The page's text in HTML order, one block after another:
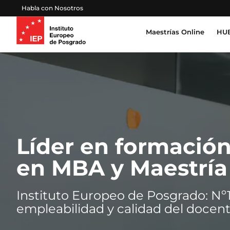
Habla con Nosotros
Maestrías Online
Derecho, Gobierno y Seguridad Global
Salud, Sostenibilidad y Desarrollo
Gestión Proyectos, Finanzas y
Emprendimiento, Negocios, Estrategia y
Educación, Sociedad y Cultura
Marketing, Comunicación y Experiencia
Líder en
en MBA y Maestría
Instituto Europeo de Posgrado:
empleabilidad y calidad del